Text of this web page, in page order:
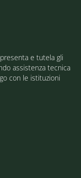
e tutela gli
assistenza tecnica
con le istituzioni